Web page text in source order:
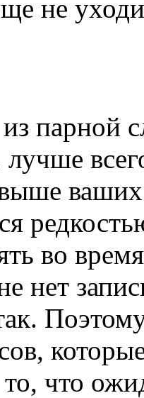
не
парной
во
нет
что